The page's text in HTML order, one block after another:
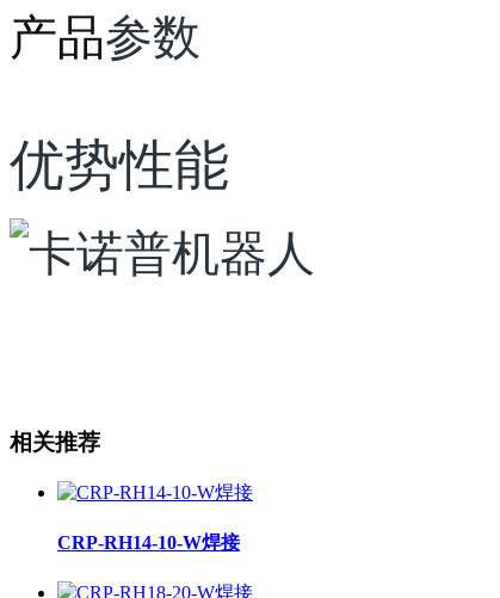
产品参数
优势性能
相关推荐
CRP-RH14-10-W焊接